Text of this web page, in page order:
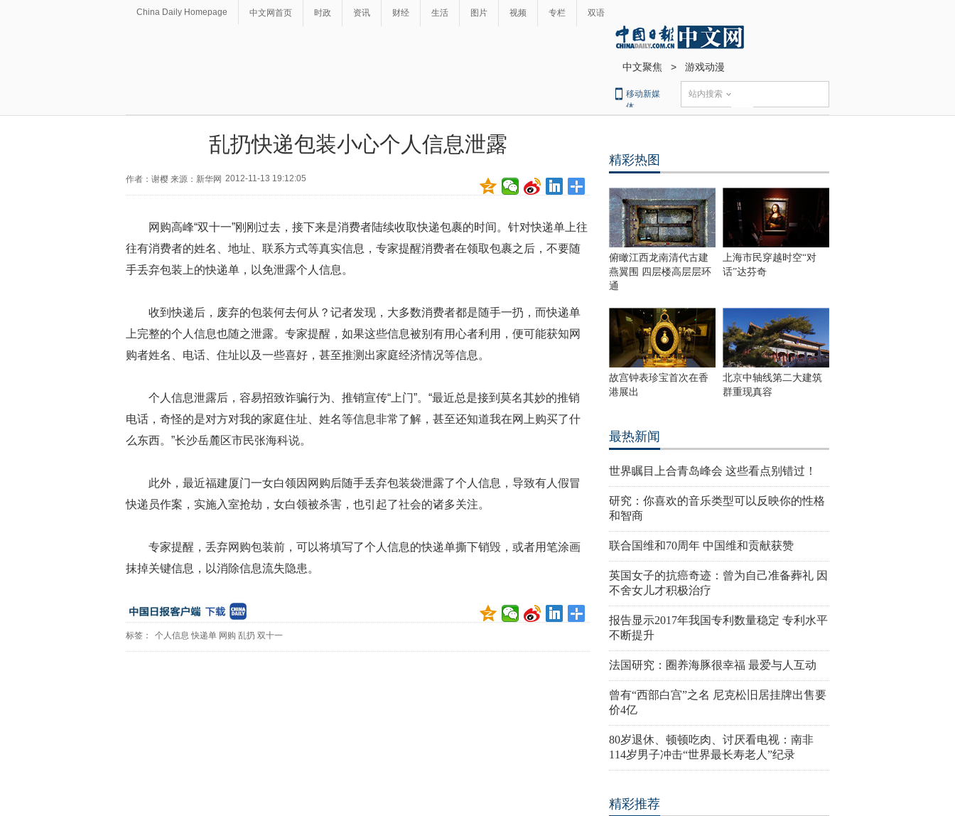
China Daily Homepage 中文网首页 时政 资讯 财经 生活 图片 视频 专栏 双语
中文聚焦 > 游戏动漫
移动新媒
体
站内搜索
乱扔快递包装小心个人信息泄露
作者：谢樱 来源：新华网 2012-11-13 19:12:05
网购高峰“双十一”刚刚过去，接下来是消费者陆续收取快递包裹的时间。针对快递单上往
往有消费者的姓名、地址、联系方式等真实信息，专家提醒消费者在领取包裹之后，不要随
手丢弃包装上的快递单，以免泄露个人信息。
收到快递后，废弃的包装何去何从？记者发现，大多数消费者都是随手一扔，而快递单
上完整的个人信息也随之泄露。专家提醒，如果这些信息被别有用心者利用，便可能获知网
购者姓名、电话、住址以及一些喜好，甚至推测出家庭经济情况等信息。
个人信息泄露后，容易招致诈骗行为、推销宣传“上门”。“最近总是接到莫名其妙的推销
电话，奇怪的是对方对我的家庭住址、姓名等信息非常了解，甚至还知道我在网上购买了什
么东西。”长沙岳麓区市民张海科说。
此外，最近福建厦门一女白领因网购后随手丢弃包装袋泄露了个人信息，导致有人假冒
快递员作案，实施入室抢劫，女白领被杀害，也引起了社会的诸多关注。
专家提醒，丢弃网购包装前，可以将填写了个人信息的快递单撕下销毁，或者用笔涂画
抹掉关键信息，以消除信息流失隐患。
标签： 个人信息 快递单 网购 乱扔 双十一
精彩热图
俯瞰江西龙南清代古建
燕翼围 四层楼高层层环
通
上海市民穿越时空“对
话”达芬奇
故宫钟表珍宝首次在香
港展出
北京中轴线第二大建筑
群重现真容
最热新闻
世界瞩目上合青岛峰会 这些看点别错过！
研究：你喜欢的音乐类型可以反映你的性格
和智商
联合国维和70周年 中国维和贡献获赞
英国女子的抗癌奇迹：曾为自己准备葬礼 因
不舍女儿才积极治疗
报告显示2017年我国专利数量稳定 专利水平
不断提升
法国研究：圈养海豚很幸福 最爱与人互动
曾有“西部白宫”之名 尼克松旧居挂牌出售要
价4亿
80岁退休、顿顿吃肉、讨厌看电视：南非
114岁男子冲击“世界最长寿老人”纪录
精彩推荐